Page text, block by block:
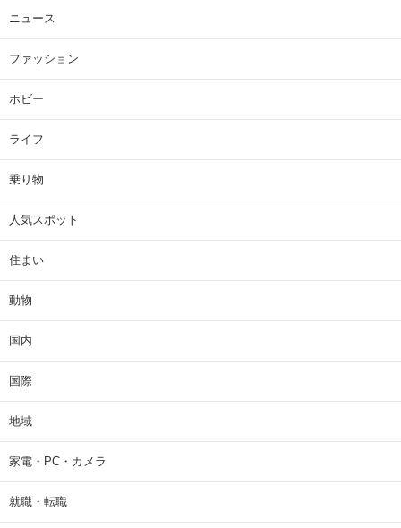
ニュース
ファッション
ホビー
ライフ
乗り物
人気スポット
住まい
動物
国内
国際
地域
家電・PC・カメラ
就職・転職